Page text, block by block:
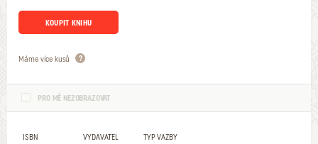
KOUPIT KNIHU
Máme více kusů
PRO MĚ NEZOBRAZOVAT
ISBN
VYDAVATEL
TYP VAZBY